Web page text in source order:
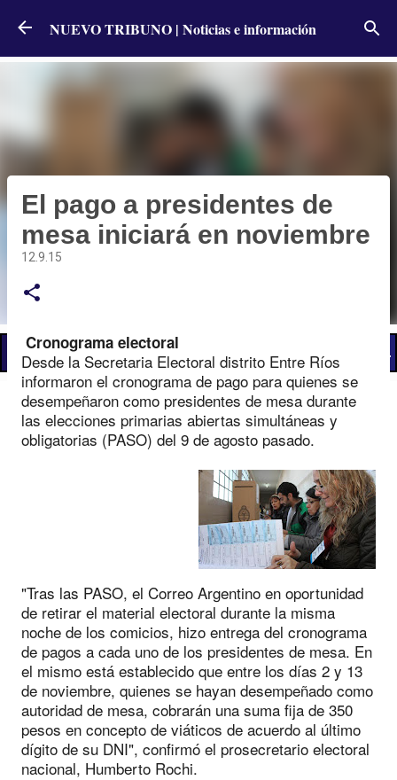
Ir al contenido principal
NUEVO TRIBUNO | Noticias e información
📢 LO ÚLTIMO El Gobierno postergó la reunión paritaria con estatales
El pago a presidentes de
mesa iniciará en noviembre
12.9.15
Cronograma electoral
Desde la Secretaria Electoral distrito Entre Ríos
informaron el cronograma de pago para quienes se
desempeñaron como presidentes de mesa durante
las elecciones primarias abiertas simultáneas y
obligatorias (PASO) del 9 de agosto pasado.
"Tras las PASO, el Correo Argentino en oportunidad
de retirar el material electoral durante la misma
noche de los comicios, hizo entrega del cronograma
de pagos a cada uno de los presidentes de mesa. En
el mismo está establecido que entre los días 2 y 13
de noviembre, quienes se hayan desempeñado como
autoridad de mesa, cobrarán una suma fija de 350
pesos en concepto de viáticos de acuerdo al último
dígito de su DNI", confirmó el prosecretario electoral
nacional, Humberto Rochi.